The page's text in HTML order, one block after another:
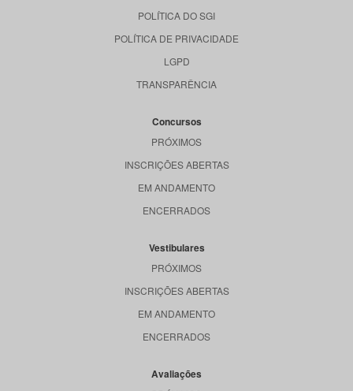
POLÍTICA DO SGI
POLÍTICA DE PRIVACIDADE
LGPD
TRANSPARÊNCIA
Concursos
PRÓXIMOS
INSCRIÇÕES ABERTAS
EM ANDAMENTO
ENCERRADOS
Vestibulares
PRÓXIMOS
INSCRIÇÕES ABERTAS
EM ANDAMENTO
ENCERRADOS
Avaliações